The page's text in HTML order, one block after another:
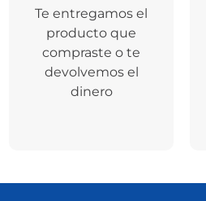
Te entregamos el
producto que
compraste o te
devolvemos el
dinero